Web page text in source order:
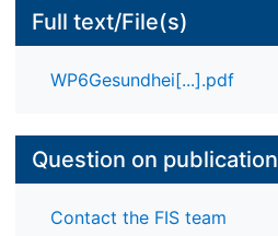
Full text/File(s)
WP6Gesundhei[...].pdf
Question on publication
Contact the FIS team